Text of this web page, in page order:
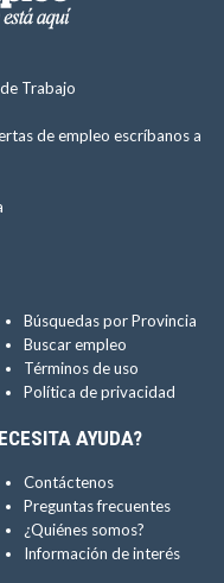
Trabajo
de empleo escríbanos a
Búsquedas por Provincia
Buscar empleo
Términos de uso
Política de privacidad
AYUDA?
Contáctenos
Preguntas frecuentes
¿Quiénes somos?
Información de interés